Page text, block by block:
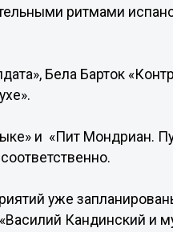
ритмами
Бела Барток
и «Пит Мондриан.
уже
Кандинский и